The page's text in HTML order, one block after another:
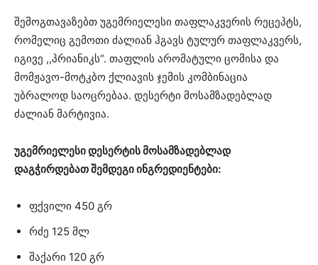
შემოგთავაზებთ უგემრიელესი თაფლაკვერის რეცეპტს,
რომელიც გემოთი ძალიან ჰგავს ტულურ თაფლაკვერს,
იგივე ,,პრიანიკს“. თაფლის არომატული ცომისა და
მომჟავო-მოტკბო ქლიავის ჯემის კომბინაცია
უბრალოდ საოცრებაა. დესერტი მოსამზადებლად
ძალიან მარტივია.
უგემრიელესი დესერტის მოსამზადებლად
დაგჭირდებათ შემდეგი ინგრედიენტები:
ფქვილი 450 გრ
რძე 125 მლ
შაქარი 120 გრ